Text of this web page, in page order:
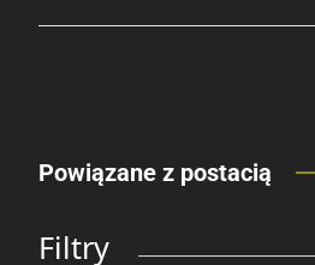
Powiązane z postacią
Filtry